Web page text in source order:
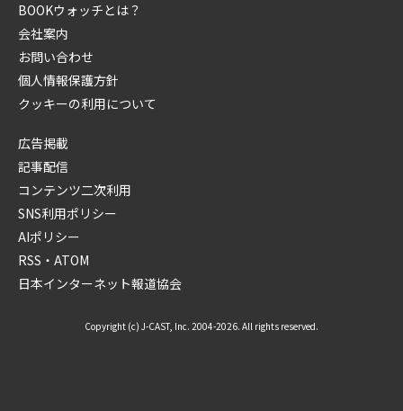
BOOKウォッチとは？
会社案内
お問い合わせ
個人情報保護方針
クッキーの利用について
広告掲載
記事配信
コンテンツ二次利用
SNS利用ポリシー
AIポリシー
RSS・ATOM
日本インターネット報道協会
Copyright (c) J-CAST, Inc. 2004-2026. All rights reserved.